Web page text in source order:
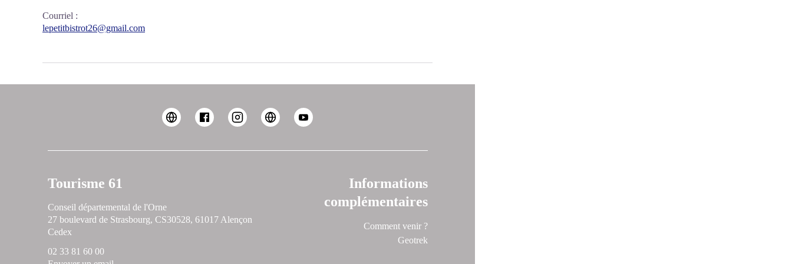
Courriel :
lepetitbistrot26@gmail.com
Tourisme 61
Conseil départemental de l'Orne
27 boulevard de Strasbourg, CS30528, 61017 Alençon
Cedex
02 33 81 60 00
Informations
complémentaires
Comment venir ?
Geotrek